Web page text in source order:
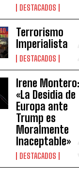
DESTACADOS
Terrorismo
Imperialista
DESTACADOS
Irene Montero:
«La Desidia de
Europa ante
Trump es
Moralmente
Inaceptable»
DESTACADOS